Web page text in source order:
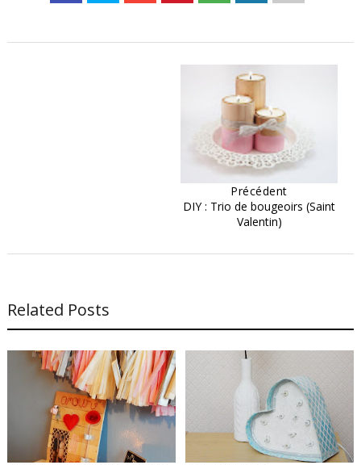
Précédent
DIY : Trio de bougeoirs (Saint
Valentin)
Related Posts